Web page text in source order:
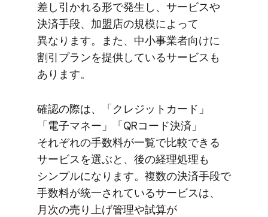
差し引かれる​形で​発生し、​サービスや​
決済手段、​加盟店の​規模に​よって​
異なります。​また、​中小事業者向けに​
割引プランを​提供している​サービスも​
あります。
確認の​際は、​「クレジットカード」​
「電子マネー」​「QRコード決済」​
それぞれの​手数料が​一覧で​比較できる​
サービスを​選ぶと、​後の​経理処理も​
シンプルに​なります。​複数の​決済手段で​
手数料が​統一されている​サービスは、​
月次の​売り上げ管理や​試算が​